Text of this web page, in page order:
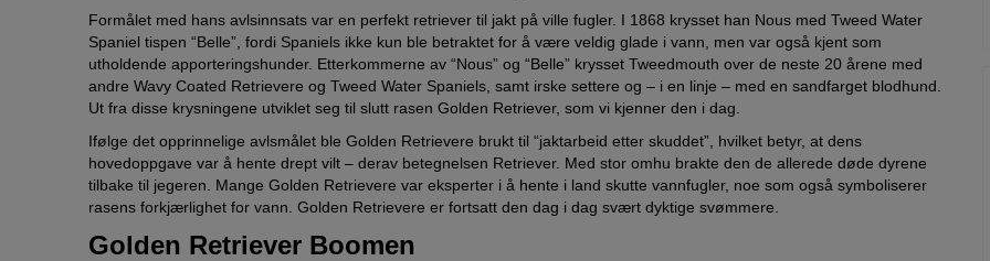
Formålet med hans avlsinnsats var en perfekt retriever til jakt på ville fugler. I 1868 krysset han Nous med Tweed Water
Spaniel tispen “Belle”, fordi Spaniels ikke kun ble betraktet for å være veldig glade i vann, men var også kjent som
utholdende apporteringshunder. Etterkommerne av “Nous” og “Belle” krysset Tweedmouth over de neste 20 årene med
andre Wavy Coated Retrievere og Tweed Water Spaniels, samt irske settere og – i en linje – med en sandfarget blodhund.
Ut fra disse krysningene utviklet seg til slutt rasen Golden Retriever, som vi kjenner den i dag.
Ifølge det opprinnelige avlsmålet ble Golden Retrievere brukt til “jaktarbeid etter skuddet”, hvilket betyr, at dens
hovedoppgave var å hente drept vilt – derav betegnelsen Retriever. Med stor omhu brakte den de allerede døde dyrene
tilbake til jegeren. Mange Golden Retrievere var eksperter i å hente i land skutte vannfugler, noe som også symboliserer
rasens forkjærlighet for vann. Golden Retrievere er fortsatt den dag i dag svært dyktige svømmere.
Golden Retriever Boomen